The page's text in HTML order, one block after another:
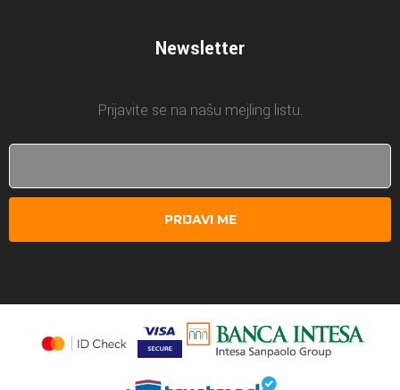
Newsletter
Prijavite se na našu mejling listu.
PRIJAVI ME